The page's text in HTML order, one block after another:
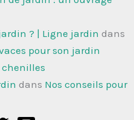
? | Ligne jardin dans
pour son jardin
chenilles
dans Nos conseils pour